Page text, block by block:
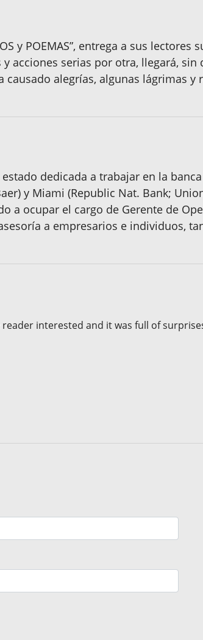
y POEMAS”, entrega a sus
acciones serias por otra, llegará,
alegrías, algunas lágrimas y
dedicada a trabajar en la
y Miami (Republic Nat. Bank;
a ocupar el cargo de Gerente de
a empresarios e individuos,
interested and it was full of